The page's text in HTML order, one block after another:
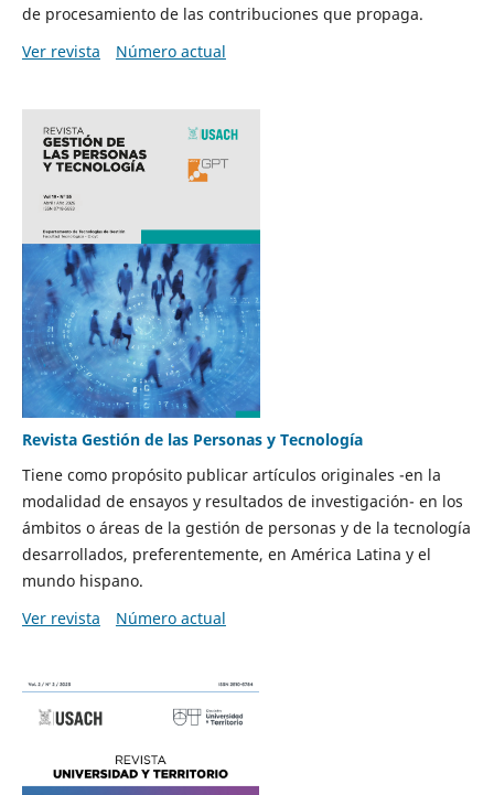
de procesamiento de las contribuciones que propaga.
Ver revista
Número actual
Revista Gestión de las Personas y Tecnología
Tiene como propósito publicar artículos originales -en la
modalidad de ensayos y resultados de investigación- en los
ámbitos o áreas de la gestión de personas y de la tecnología
desarrollados, preferentemente, en América Latina y el
mundo hispano.
Ver revista
Número actual